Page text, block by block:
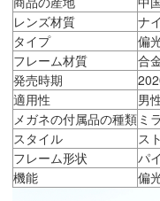
レンズ材質
ナ
タイプ
偏
フレーム材質
合
発売時期
適用性
男
メガネの付属品の種類 ミ
スタイル
ス
フレーム形状
パ
機能
偏